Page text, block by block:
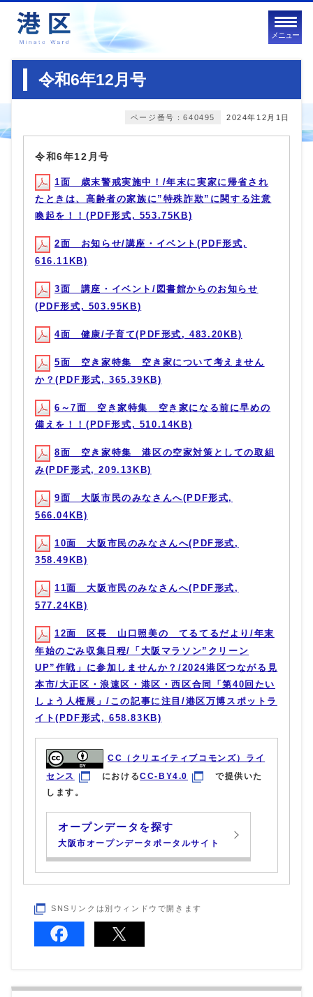
メニュー
令和6年12月号
2024年12月1日
ページ番号：640495
令和6年12月号
1面 歳末警戒実施中！/年末に実家に帰省され
たときは、高齢者の家族に”特殊詐欺”に関する注意
喚起を！！(PDF形式, 553.75KB)
2面 お知らせ/講座・イベント(PDF形式,
616.11KB)
3面 講座・イベント/図書館からのお知らせ
(PDF形式, 503.95KB)
4面 健康/子育て(PDF形式, 483.20KB)
5面 空き家特集 空き家について考えません
か？(PDF形式, 365.39KB)
6～7面 空き家特集 空き家になる前に早めの
備えを！！(PDF形式, 510.14KB)
8面 空き家特集 港区の空家対策としての取組
み(PDF形式, 209.13KB)
9面 大阪市民のみなさんへ(PDF形式,
566.04KB)
10面 大阪市民のみなさんへ(PDF形式,
358.49KB)
11面 大阪市民のみなさんへ(PDF形式,
577.24KB)
12面 区長 山口照美の てるてるだより/年末
年始のごみ収集日程/「大阪マラソン”クリーン
UP”作戦」に参加しませんか？/2024港区つながる見
本市/大正区・浪速区・港区・西区合同「第40回たい
しょう人権展」/この記事に注目/港区万博スポットラ
イト(PDF形式, 658.83KB)
CC（クリエイティブコモンズ）ライ
センス
におけるCC-BY4.0
で提供いた
します。
オープンデータを探す
大阪市オープンデータポータルサイト
SNSリンクは別ウィンドウで開きます